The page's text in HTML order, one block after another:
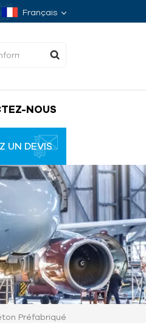
Français
NOUS
UN DEVIS
Préfabriqué